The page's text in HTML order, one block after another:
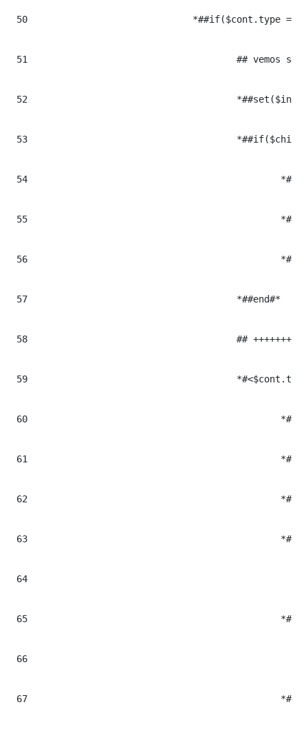
50
51
52
53
54
55
56
57
58
59
60
61
62
63
64
65
66
67